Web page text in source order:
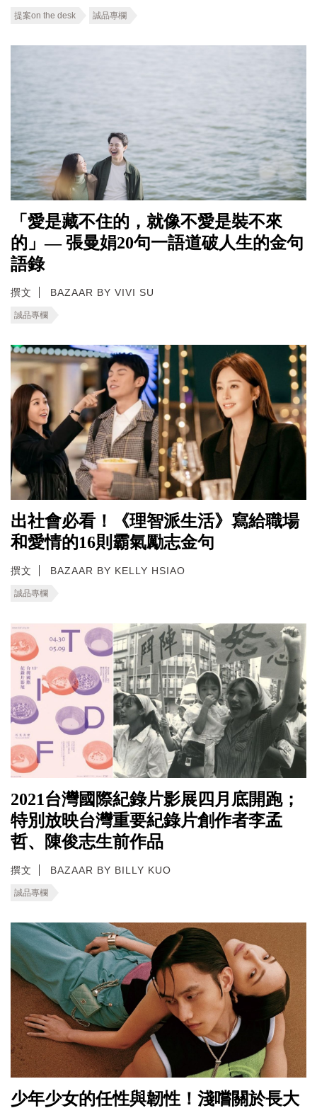
提案on the desk 誠品專欄
「愛是藏不住的，就像不愛是裝不來
的」— 張曼娟20句一語道破人生的金句
語錄
撰文 BAZAAR BY VIVI SU
誠品專欄
出社會必看！《理智派生活》寫給職場
和愛情的16則霸氣勵志金句
撰文 BAZAAR BY KELLY HSIAO
誠品專欄
2021台灣國際紀錄片影展四月底開跑；
特別放映台灣重要紀錄片創作者李孟
哲、陳俊志生前作品
撰文 BAZAAR BY BILLY KUO
誠品專欄
少年少女的任性與韌性！淺嚐關於長大